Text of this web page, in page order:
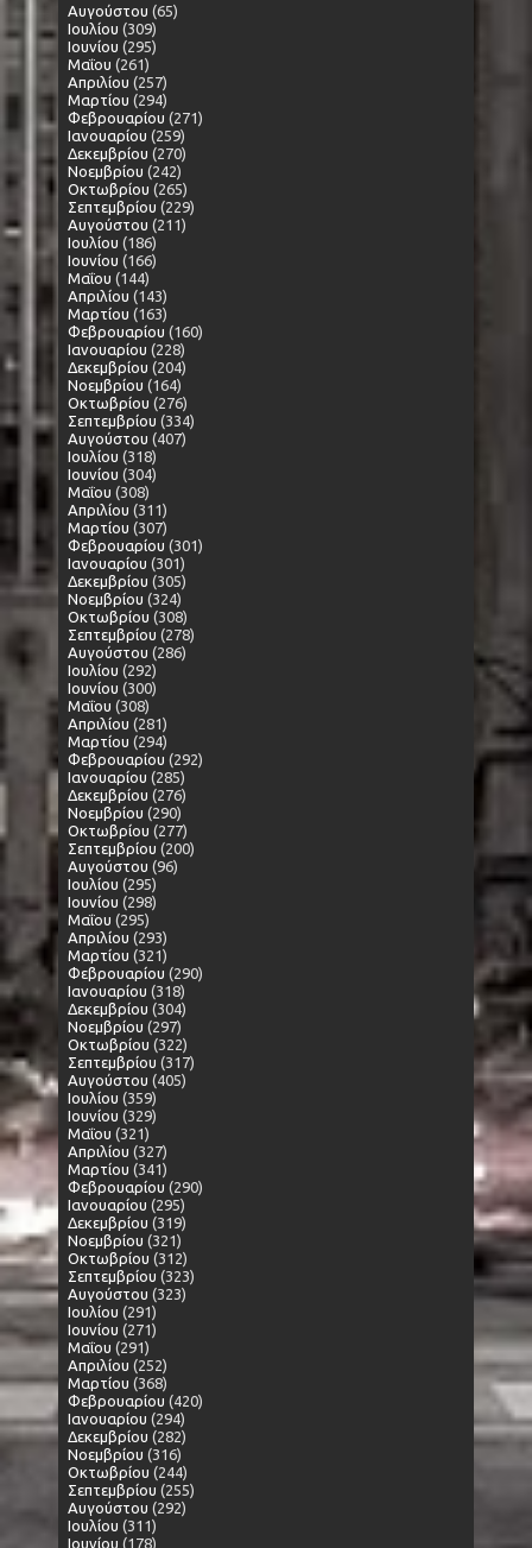
Αυγούστου (65)
Ιουλίου (309)
Ιουνίου (295)
Μαΐου (261)
Απριλίου (257)
Μαρτίου (294)
Φεβρουαρίου (271)
Ιανουαρίου (259)
Δεκεμβρίου (270)
Νοεμβρίου (242)
Οκτωβρίου (265)
Σεπτεμβρίου (229)
Αυγούστου (211)
Ιουλίου (186)
Ιουνίου (166)
Μαΐου (144)
Απριλίου (143)
Μαρτίου (163)
Φεβρουαρίου (160)
Ιανουαρίου (228)
Δεκεμβρίου (204)
Νοεμβρίου (164)
Οκτωβρίου (276)
Σεπτεμβρίου (334)
Αυγούστου (407)
Ιουλίου (318)
Ιουνίου (304)
Μαΐου (308)
Απριλίου (311)
Μαρτίου (307)
Φεβρουαρίου (301)
Ιανουαρίου (301)
Δεκεμβρίου (305)
Νοεμβρίου (324)
Οκτωβρίου (308)
Σεπτεμβρίου (278)
Αυγούστου (286)
Ιουλίου (292)
Ιουνίου (300)
Μαΐου (308)
Απριλίου (281)
Μαρτίου (294)
Φεβρουαρίου (292)
Ιανουαρίου (285)
Δεκεμβρίου (276)
Νοεμβρίου (290)
Οκτωβρίου (277)
Σεπτεμβρίου (200)
Αυγούστου (96)
Ιουλίου (295)
Ιουνίου (298)
Μαΐου (295)
Απριλίου (293)
Μαρτίου (321)
Φεβρουαρίου (290)
Ιανουαρίου (318)
Δεκεμβρίου (304)
Νοεμβρίου (297)
Οκτωβρίου (322)
Σεπτεμβρίου (317)
Αυγούστου (405)
Ιουλίου (359)
Ιουνίου (329)
Μαΐου (321)
Απριλίου (327)
Μαρτίου (341)
Φεβρουαρίου (290)
Ιανουαρίου (295)
Δεκεμβρίου (319)
Νοεμβρίου (321)
Οκτωβρίου (312)
Σεπτεμβρίου (323)
Αυγούστου (323)
Ιουλίου (291)
Ιουνίου (271)
Μαΐου (291)
Απριλίου (252)
Μαρτίου (368)
Φεβρουαρίου (420)
Ιανουαρίου (294)
Δεκεμβρίου (282)
Νοεμβρίου (316)
Οκτωβρίου (244)
Σεπτεμβρίου (255)
Αυγούστου (292)
Ιουλίου (311)
Ιουνίου (178)